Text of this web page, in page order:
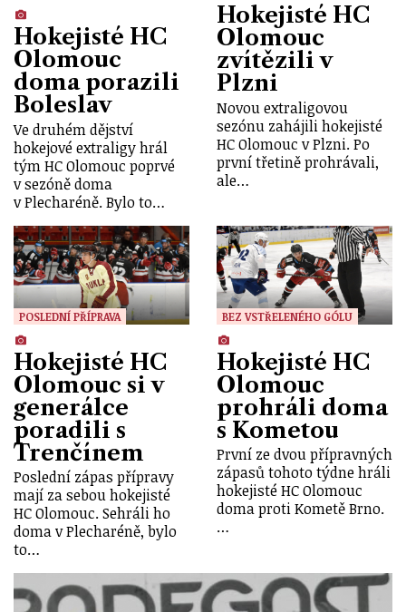
Hokejisté HC
Olomouc
doma porazili
Boleslav
Ve druhém dějství
hokejové extraligy hrál
tým HC Olomouc poprvé
v sezóně doma
v Plecharéně. Bylo to…
Hokejisté HC
Olomouc
zvítězili v
Plzni
Novou extraligovou
sezónu zahájili hokejisté
HC Olomouc v Plzni. Po
první třetině prohrávali,
ale…
POSLEDNÍ PŘÍPRAVA
Hokejisté HC
Olomouc si v
generálce
poradili s
Trenčínem
Poslední zápas přípravy
mají za sebou hokejisté
HC Olomouc. Sehráli ho
doma v Plecharéně, bylo
to…
BEZ VSTŘELENÉHO GÓLU
Hokejisté HC
Olomouc
prohráli doma
s Kometou
První ze dvou přípravných
zápasů tohoto týdne hráli
hokejisté HC Olomouc
doma proti Kometě Brno.
…